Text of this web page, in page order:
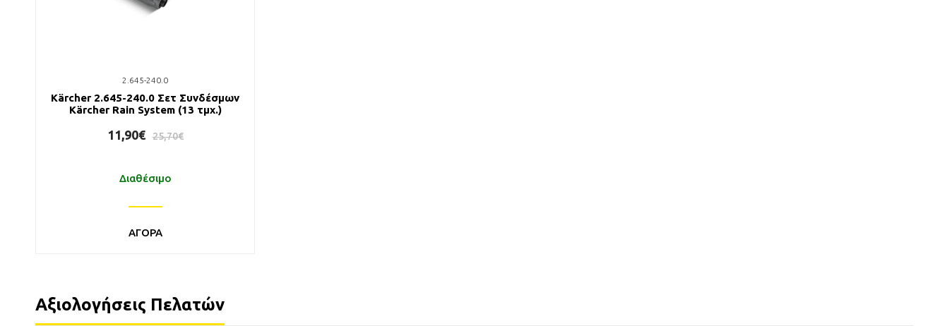
2.645-240.0
Kärcher 2.645-240.0 Σετ Συνδέσμων
Kärcher Rain System (13 τμχ.)
11,90€ 25,70€
Διαθέσιμο
ΑΓΟΡΑ
Αξιολογήσεις Πελατών